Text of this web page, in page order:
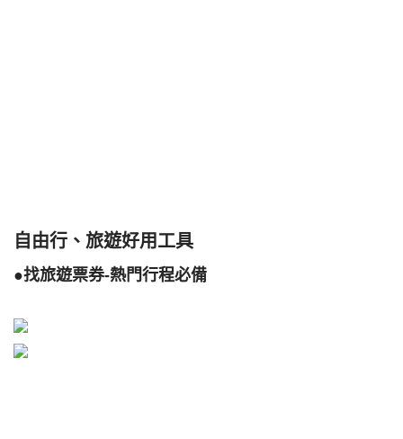
自由行、旅遊好用工具
●找旅遊票券-熱門行程必備